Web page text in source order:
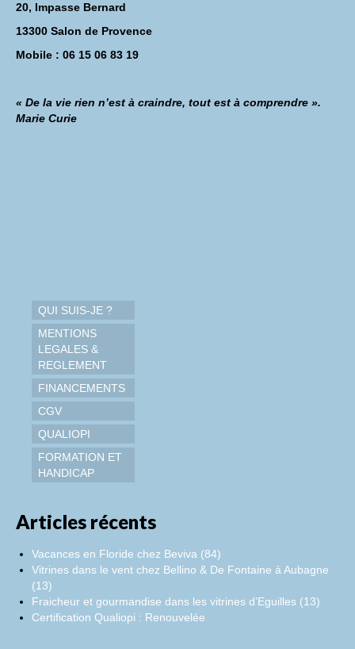
20, Impasse Bernard
13300 Salon de Provence
Mobile : 06 15 06 83 19
« De la vie rien n’est à craindre, tout est à comprendre ».
Marie Curie
QUI SUIS-JE ?
MENTIONS
LEGALES &
REGLEMENT
FINANCEMENTS
CGV
QUALIOPI
FORMATION ET
HANDICAP
Articles récents
Vacances en Floride chez Beviva (84)
Vitrines dans le vent chez Bellino & De Fontaine à Aubagne
(13)
Fraicheur et gourmandise dans les vitrines d’Eguilles (13)
Certification Qualiopi : Renouvelée